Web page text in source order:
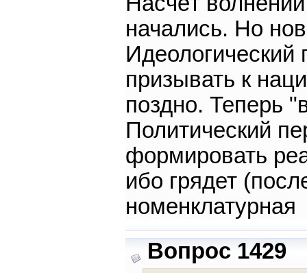
начались. Но
Идеологический
призывать к
поздно. Теперь
Политический
формировать
ибо грядет
номенклатурная
Вопрос 1429